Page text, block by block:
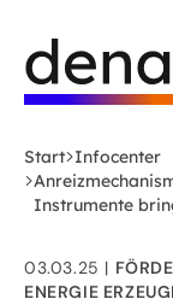
Hauptinhalt
springen
Deutsche
Energie-
Agentur
-
zur
Start Infocenter
Instrumente
03.03.25
ENERGIE